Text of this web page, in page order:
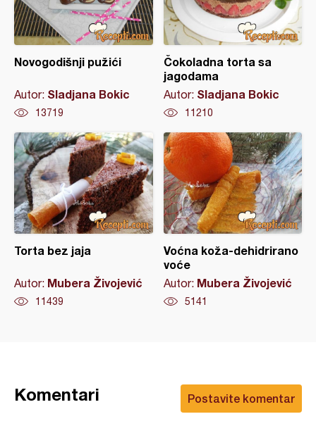
Novogodišnji pužići
Autor: Sladjana Bokic
13719
Čokoladna torta sa
jagodama
Autor: Sladjana Bokic
11210
Torta bez jaja
Autor: Mubera Živojević
11439
Voćna koža-dehidrirano
voće
Autor: Mubera Živojević
5141
Postavite komentar
Komentari